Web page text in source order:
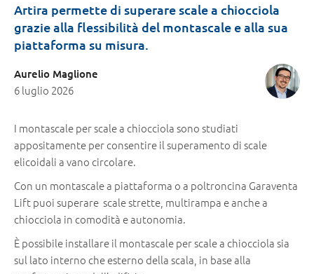
Artira permette di superare scale a chiocciola
grazie alla flessibilità del montascale e alla sua
piattaforma su misura.
Aurelio Maglione
6 luglio 2026
I montascale per scale a chiocciola sono studiati
appositamente per consentire il superamento di scale
elicoidali a vano circolare.
Con un montascale a piattaforma o a poltroncina Garaventa
Lift puoi superare scale strette, multirampa e anche a
chiocciola in comodità e autonomia.
È possibile installare il montascale per scale a chiocciola sia
sul lato interno che esterno della scala, in base alla